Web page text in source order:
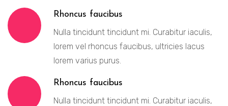
Rhoncus faucibus
Nulla tincidunt tincidunt mi. Curabitur iaculis,
lorem vel rhoncus faucibus, ultricies lacus
lorem varius purus.
Rhoncus faucibus
Nulla tincidunt tincidunt mi. Curabitur iaculis,